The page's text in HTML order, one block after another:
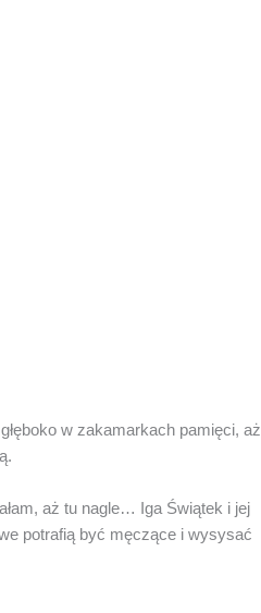
w zakamarkach pamięci, aż
aż tu nagle… Iga Świątek i jej
potrafią być męczące i wysysać